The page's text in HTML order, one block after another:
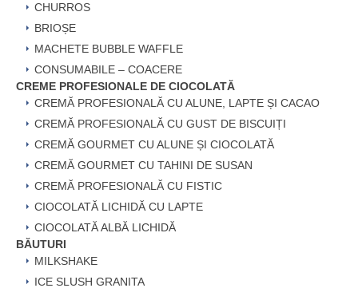
CHURROS
BRIOȘE
MACHETE BUBBLE WAFFLE
CONSUMABILE – COACERE
CREME PROFESIONALE DE CIOCOLATĂ
CREMĂ PROFESIONALĂ CU ALUNE, LAPTE ȘI CACAO
CREMĂ PROFESIONALĂ CU GUST DE BISCUIȚI
CREMĂ GOURMET CU ALUNE ȘI CIOCOLATĂ
CREMĂ GOURMET CU TAHINI DE SUSAN
CREMĂ PROFESIONALĂ CU FISTIC
CIOCOLATĂ LICHIDĂ CU LAPTE
CIOCOLATĂ ALBĂ LICHIDĂ
BĂUTURI
MILKSHAKE
ICE SLUSH GRANITA